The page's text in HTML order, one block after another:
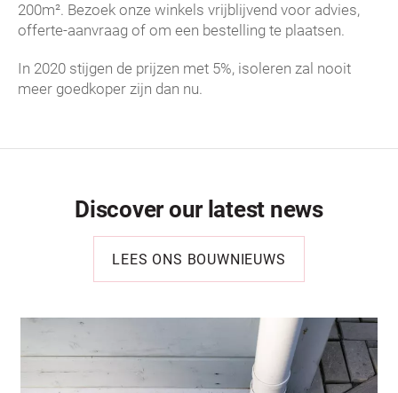
200m². Bezoek onze winkels vrijblijvend voor advies,
offerte-aanvraag of om een bestelling te plaatsen.
In 2020 stijgen de prijzen met 5%, isoleren zal nooit
meer goedkoper zijn dan nu.
Discover our latest news
LEES ONS BOUWNIEUWS